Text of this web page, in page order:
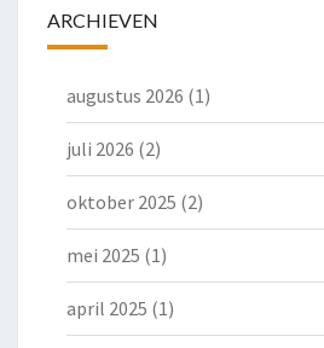
ARCHIEVEN
augustus 2026 (1)
juli 2026 (2)
oktober 2025 (2)
mei 2025 (1)
april 2025 (1)